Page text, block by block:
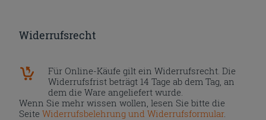
Widerrufsrecht
Für Online-Käufe gilt ein Widerrufsrecht. Die
Widerrufsfrist beträgt 14 Tage ab dem Tag, an
dem die Ware angeliefert wurde.
Wenn Sie mehr wissen wollen, lesen Sie bitte die
SeiteWiderrufsbelehrung und Widerrufsformular.